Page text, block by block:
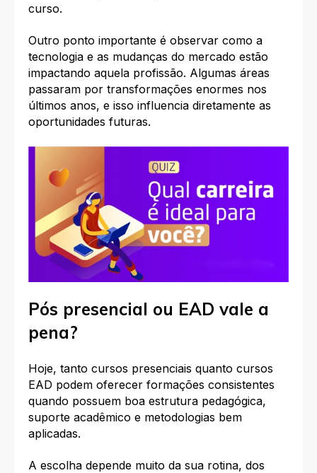
curso.
Outro ponto importante é observar como a
tecnologia e as mudanças do mercado estão
impactando aquela profissão. Algumas áreas
passaram por transformações enormes nos
últimos anos, e isso influencia diretamente as
oportunidades futuras.
Pós presencial ou EAD vale a
pena?
Hoje, tanto cursos presenciais quanto cursos
EAD podem oferecer formações consistentes
quando possuem boa estrutura pedagógica,
suporte acadêmico e metodologias bem
aplicadas.
A escolha depende muito da sua rotina, dos